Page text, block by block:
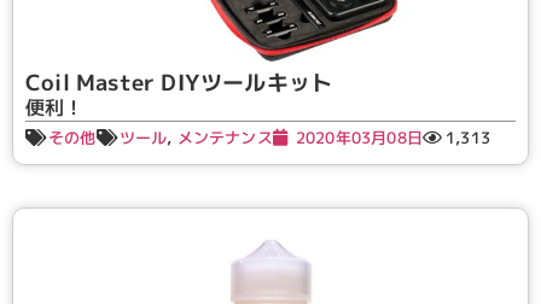
Coil Master DIYツールキット
便利！
その他 ツール, メンテナンス 2020年03月08日 1,313